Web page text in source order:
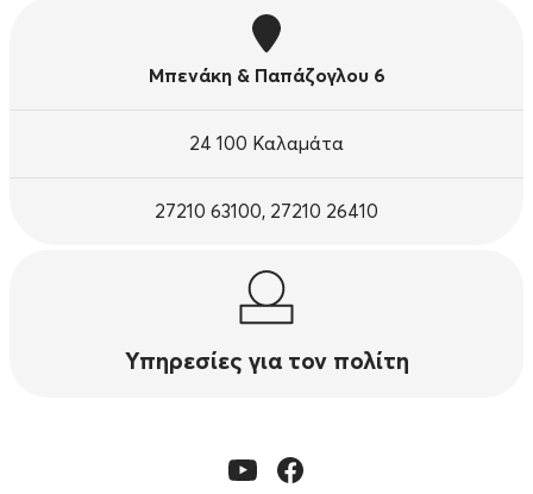
Μπενάκη & Παπάζογλου 6
24 100 Καλαμάτα
27210 63100, 27210 26410
Υπηρεσίες για τον πολίτη